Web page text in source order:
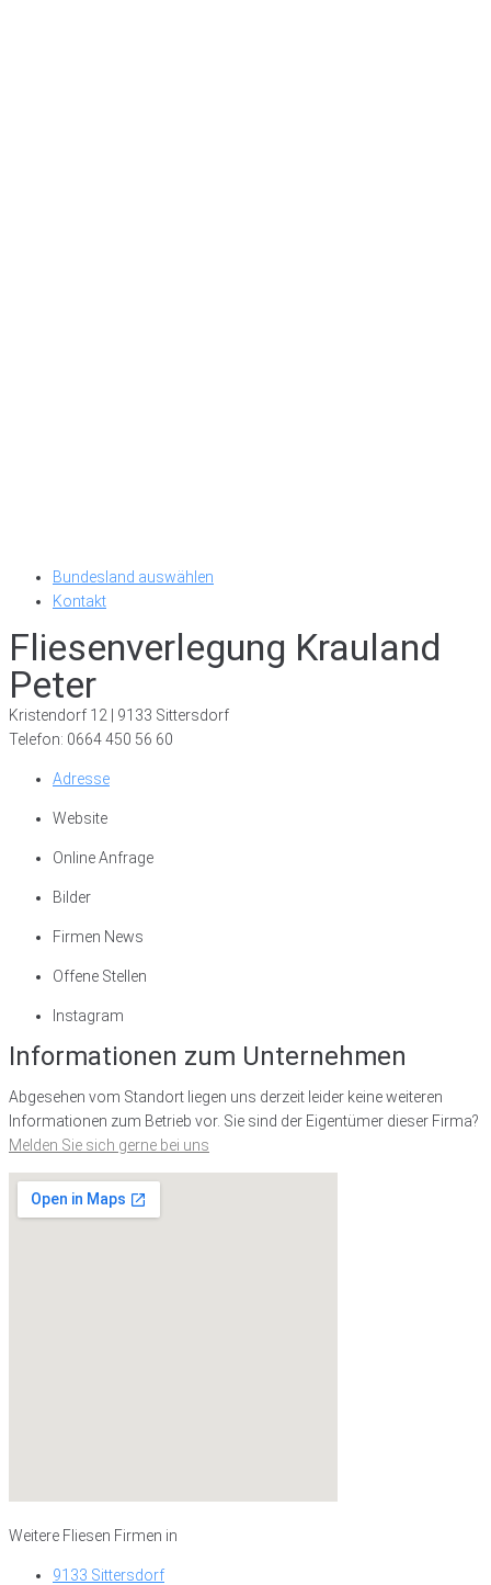
Bundesland auswählen
Kontakt
Fliesenverlegung Krauland
Peter
Kristendorf 12 | 9133 Sittersdorf
Telefon: 0664 450 56 60
Adresse
Website
Online Anfrage
Bilder
Firmen News
Offene Stellen
Instagram
Informationen zum Unternehmen
Abgesehen vom Standort liegen uns derzeit leider keine weiteren
Informationen zum Betrieb vor. Sie sind der Eigentümer dieser Firma?
Melden Sie sich gerne bei uns
Weitere Fliesen Firmen in
9133 Sittersdorf